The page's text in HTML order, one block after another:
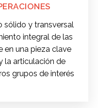
sólido y transversal
integral de las
en una pieza clave
la articulación de
grupos de interés